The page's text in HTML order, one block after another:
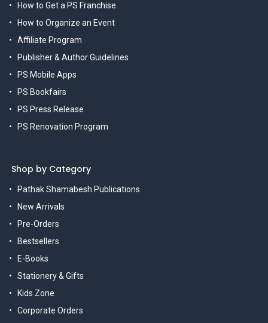
How to Get a PS Franchise
How to Organize an Event
Affiliate Program
Publisher & Author Guidelines
PS Mobile Apps
PS Bookfairs
PS Press Release
PS Renovation Program
Shop by Category
Pathak Shamabesh Publications
New Arrivals
Pre-Orders
Bestsellers
E-Books
Stationery & Gifts
Kids Zone
Corporate Orders